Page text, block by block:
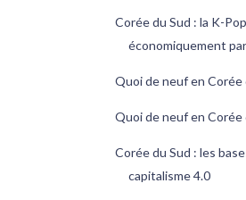
Corée du Sud : la K-Pop
économiquement
Quoi de neuf en Corée
Quoi de neuf en Corée
Corée du Sud : les
capitalisme 4.0